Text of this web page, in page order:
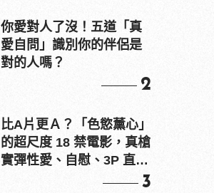
你愛對人了沒！五道「真
愛自問」識別你的伴侶是
對的人嗎？
2
比A片更Ａ？「色慾薰心」
的超尺度 18 禁電影，真槍
實彈性愛、自慰、3P 直接
3